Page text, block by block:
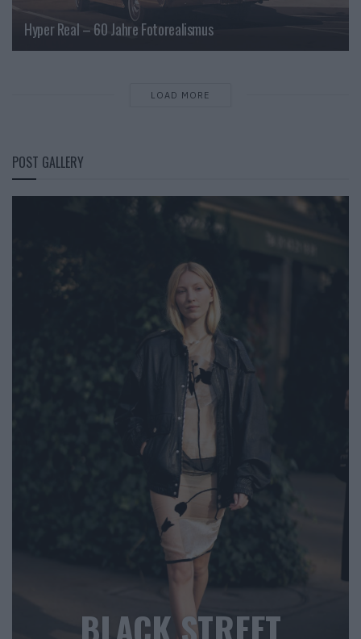
Hyper Real – 60 Jahre Fotorealismus
LOAD MORE
POST GALLERY
BLACK STREET